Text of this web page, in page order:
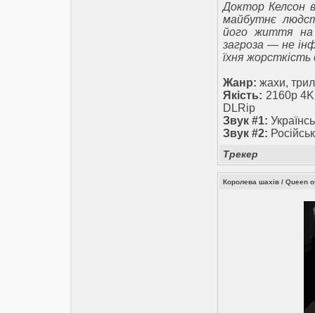
Доктор Келсон
майбутнє
його життя на
загроза — не
їхня жорсткість
Жанр: жахи,
Якість: 2160p
DLRip
Звук #1:
Звук #2:
Трекер
Королева шахів / Queen